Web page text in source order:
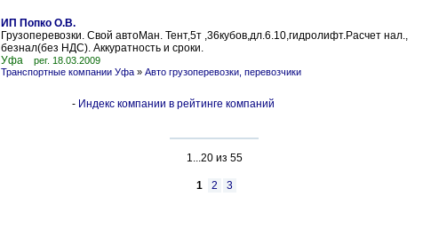
ИП Попко О.В.
Грузоперевозки. Свой автоМан. Тент,5т ,36кубов,дл.6.10,гидролифт.Расчет нал.,
безнал(без НДС). Аккуратность и сроки.
Уфа
рег. 18.03.2009
Транспортные компании Уфа » Авто грузоперевозки, перевозчики
- Индекс компании в рейтинге компаний
1...20 из 55
1 2 3